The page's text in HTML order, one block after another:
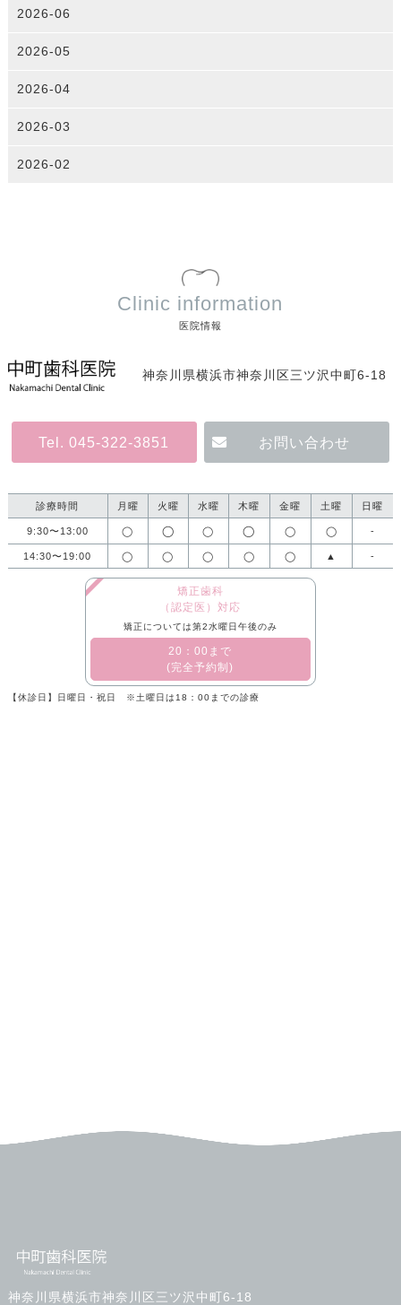
2026-06
2026-05
2026-04
2026-03
2026-02
Clinic information
医院情報
神奈川県横浜市神奈川区三ツ沢中町6-18
Tel. 045-322-3851 お問い合わせ
診療時間 月曜 火曜 水曜 木曜 金曜 土曜 日曜
9:30〜13:00 ◯ ◯ ◯ ◯ ◯ ◯ -
14:30〜19:00 ◯ ◯ ◯ ◯ ◯ ▲ -
矯正歯科
（認定医）対応
矯正については第2水曜日午後のみ
​20：00まで
(完全予約制)
【休診日】日曜日・祝日 ※土曜日は18：00までの診療
神奈川県横浜市神奈川区三ツ沢中町6-18